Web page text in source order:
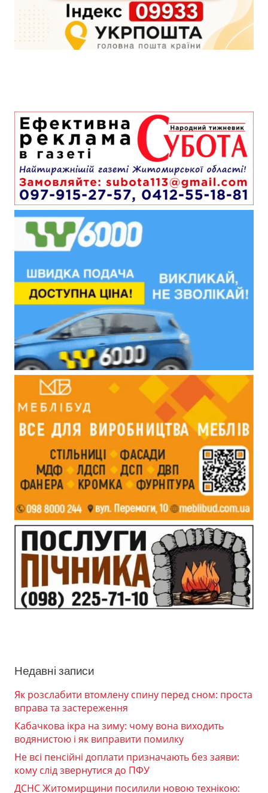
Недавні записи
Як розслабити втомлену спину перед сном: проста
вправа та застереження
Кабачкова ікра на зиму: чому вона виходить
водянистою і як виправити помилку
Не всі пенсійні доплати призначають без заяви:
кому слід звернутися до ПФУ
ДСНС Житомирщини посилили новою технікою: